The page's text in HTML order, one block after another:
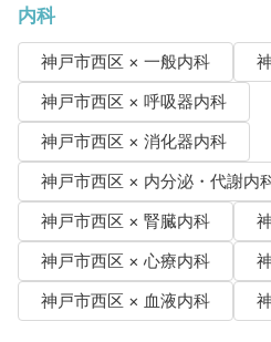
内科
神戸市西区 × 一般内科
神戸市西区 × 呼吸器内科
神戸市西区 × 消化器内科
神戸市西区 × 内分泌・代謝内
神戸市西区 × 腎臓内科
神戸市西区 × 心療内科
神戸市西区 × 血液内科